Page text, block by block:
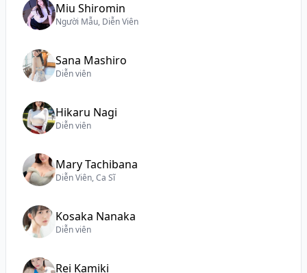
Miu Shiromin
Người Mẫu, Diễn Viên
Sana Mashiro
Diễn viên
Hikaru Nagi
Diễn viên
Mary Tachibana
Diễn Viên, Ca Sĩ
Kosaka Nanaka
Diễn viên
Rei Kamiki